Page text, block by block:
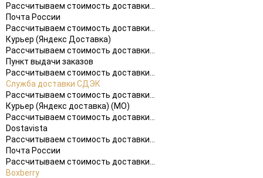
Рассчитываем стоимость доставки...
Почта России
Рассчитываем стоимость доставки...
Курьер (Яндекс Доставка)
Рассчитываем стоимость доставки...
Пункт выдачи заказов
Рассчитываем стоимость доставки...
Служба доставки СДЭК
Рассчитываем стоимость доставки...
Курьер (Яндекс доставка) (МО)
Рассчитываем стоимость доставки...
Dostavista
Рассчитываем стоимость доставки...
Почта России
Рассчитываем стоимость доставки...
Boxberry